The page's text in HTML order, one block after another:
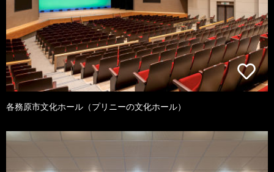
各務原市文化ホール（プリニーの文化ホール）